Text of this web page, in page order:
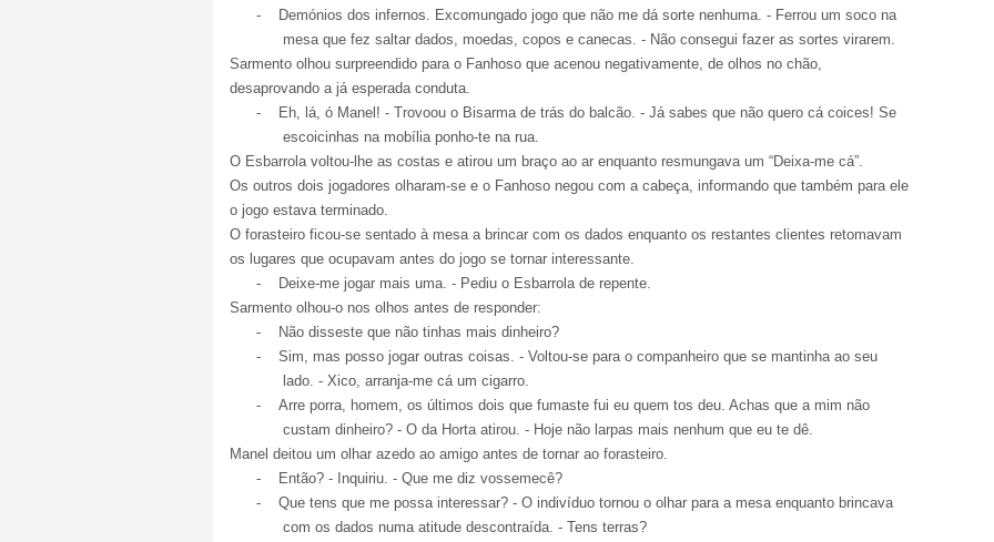
-
Demónios dos infernos. Excomungado jogo que não me dá sorte nenhuma. - Ferrou um soco na
mesa que fez saltar dados, moedas, copos e canecas. - Não consegui fazer as sortes virarem.
Sarmento olhou surpreendido para o Fanhoso que acenou negativamente, de olhos no chão,
desaprovando a já esperada conduta.
-
Eh, lá, ó Manel! - Trovoou o Bisarma de trás do balcão. - Já sabes que não quero cá coices! Se
escoicinhas na mobília ponho-te na rua.
O Esbarrola voltou-lhe as costas e atirou um braço ao ar enquanto resmungava um “Deixa-me cá”.
Os outros dois jogadores olharam-se e o Fanhoso negou com a cabeça, informando que também para ele
o jogo estava terminado.
O forasteiro ficou-se sentado à mesa a brincar com os dados enquanto os restantes clientes retomavam
os lugares que ocupavam antes do jogo se tornar interessante.
-
Deixe-me jogar mais uma. - Pediu o Esbarrola de repente.
Sarmento olhou-o nos olhos antes de responder:
-
Não disseste que não tinhas mais dinheiro?
-
Sim, mas posso jogar outras coisas. - Voltou-se para o companheiro que se mantinha ao seu
lado. - Xico, arranja-me cá um cigarro.
-
Arre porra, homem, os últimos dois que fumaste fui eu quem tos deu. Achas que a mim não
custam dinheiro? - O da Horta atirou. - Hoje não larpas mais nenhum que eu te dê.
Manel deitou um olhar azedo ao amigo antes de tornar ao forasteiro.
-
Então? - Inquiriu. - Que me diz vossemecê?
-
Que tens que me possa interessar? - O indivíduo tornou o olhar para a mesa enquanto brincava
com os dados numa atitude descontraída. - Tens terras?